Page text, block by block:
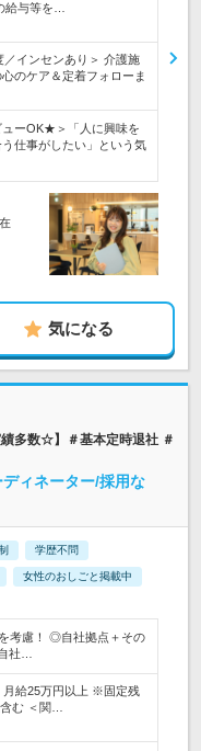
給与等を…
／インセンあり＞ 介護施
のケア＆定着フォローま
ューOK★＞「人に興味を
仕事がしたい」という気
気になる
多数☆】＃基本定時退社 ＃
ィネーター/採用な
学歴不問
女性のおしごと掲載中
考慮！ ◎自社拠点＋その
社…
給25万円以上 ※固定残
む ＜関…